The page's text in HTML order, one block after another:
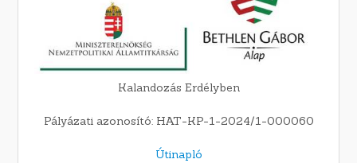
Kalandozás Erdélyben
Pályázati azonosító: HAT-KP-1-2024/1-000060
Útinapló